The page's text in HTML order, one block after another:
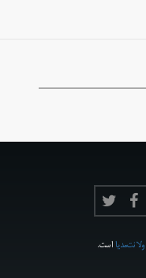
ولانت‌مدیااست.